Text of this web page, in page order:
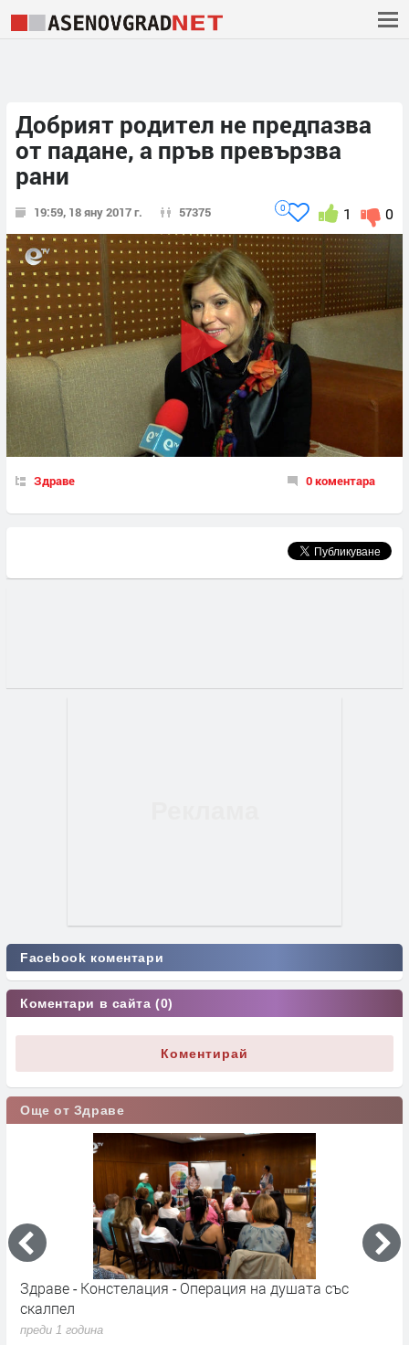
Добрият родител не предпазва
от падане, а пръв превързва
рани
19:59, 18 яну 2017 г. 57375 0
1
0
Здраве 0 коментара
Facebook коментари
Коментари в сайта (0)
Коментирай
Още от Здраве
Здраве - Констелация - Операция на душата със
скалпел
преди 1 година